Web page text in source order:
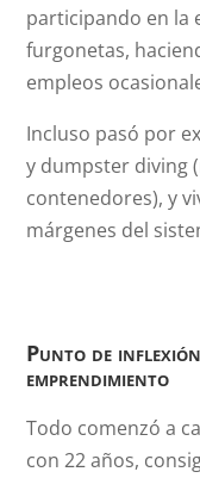
participando en la
furgonetas,
empleos
Incluso pasó por
y dumpster diving
contenedores), y
márgenes del
Punto de
emprendimiento
Todo comenzó a
con 22 años,